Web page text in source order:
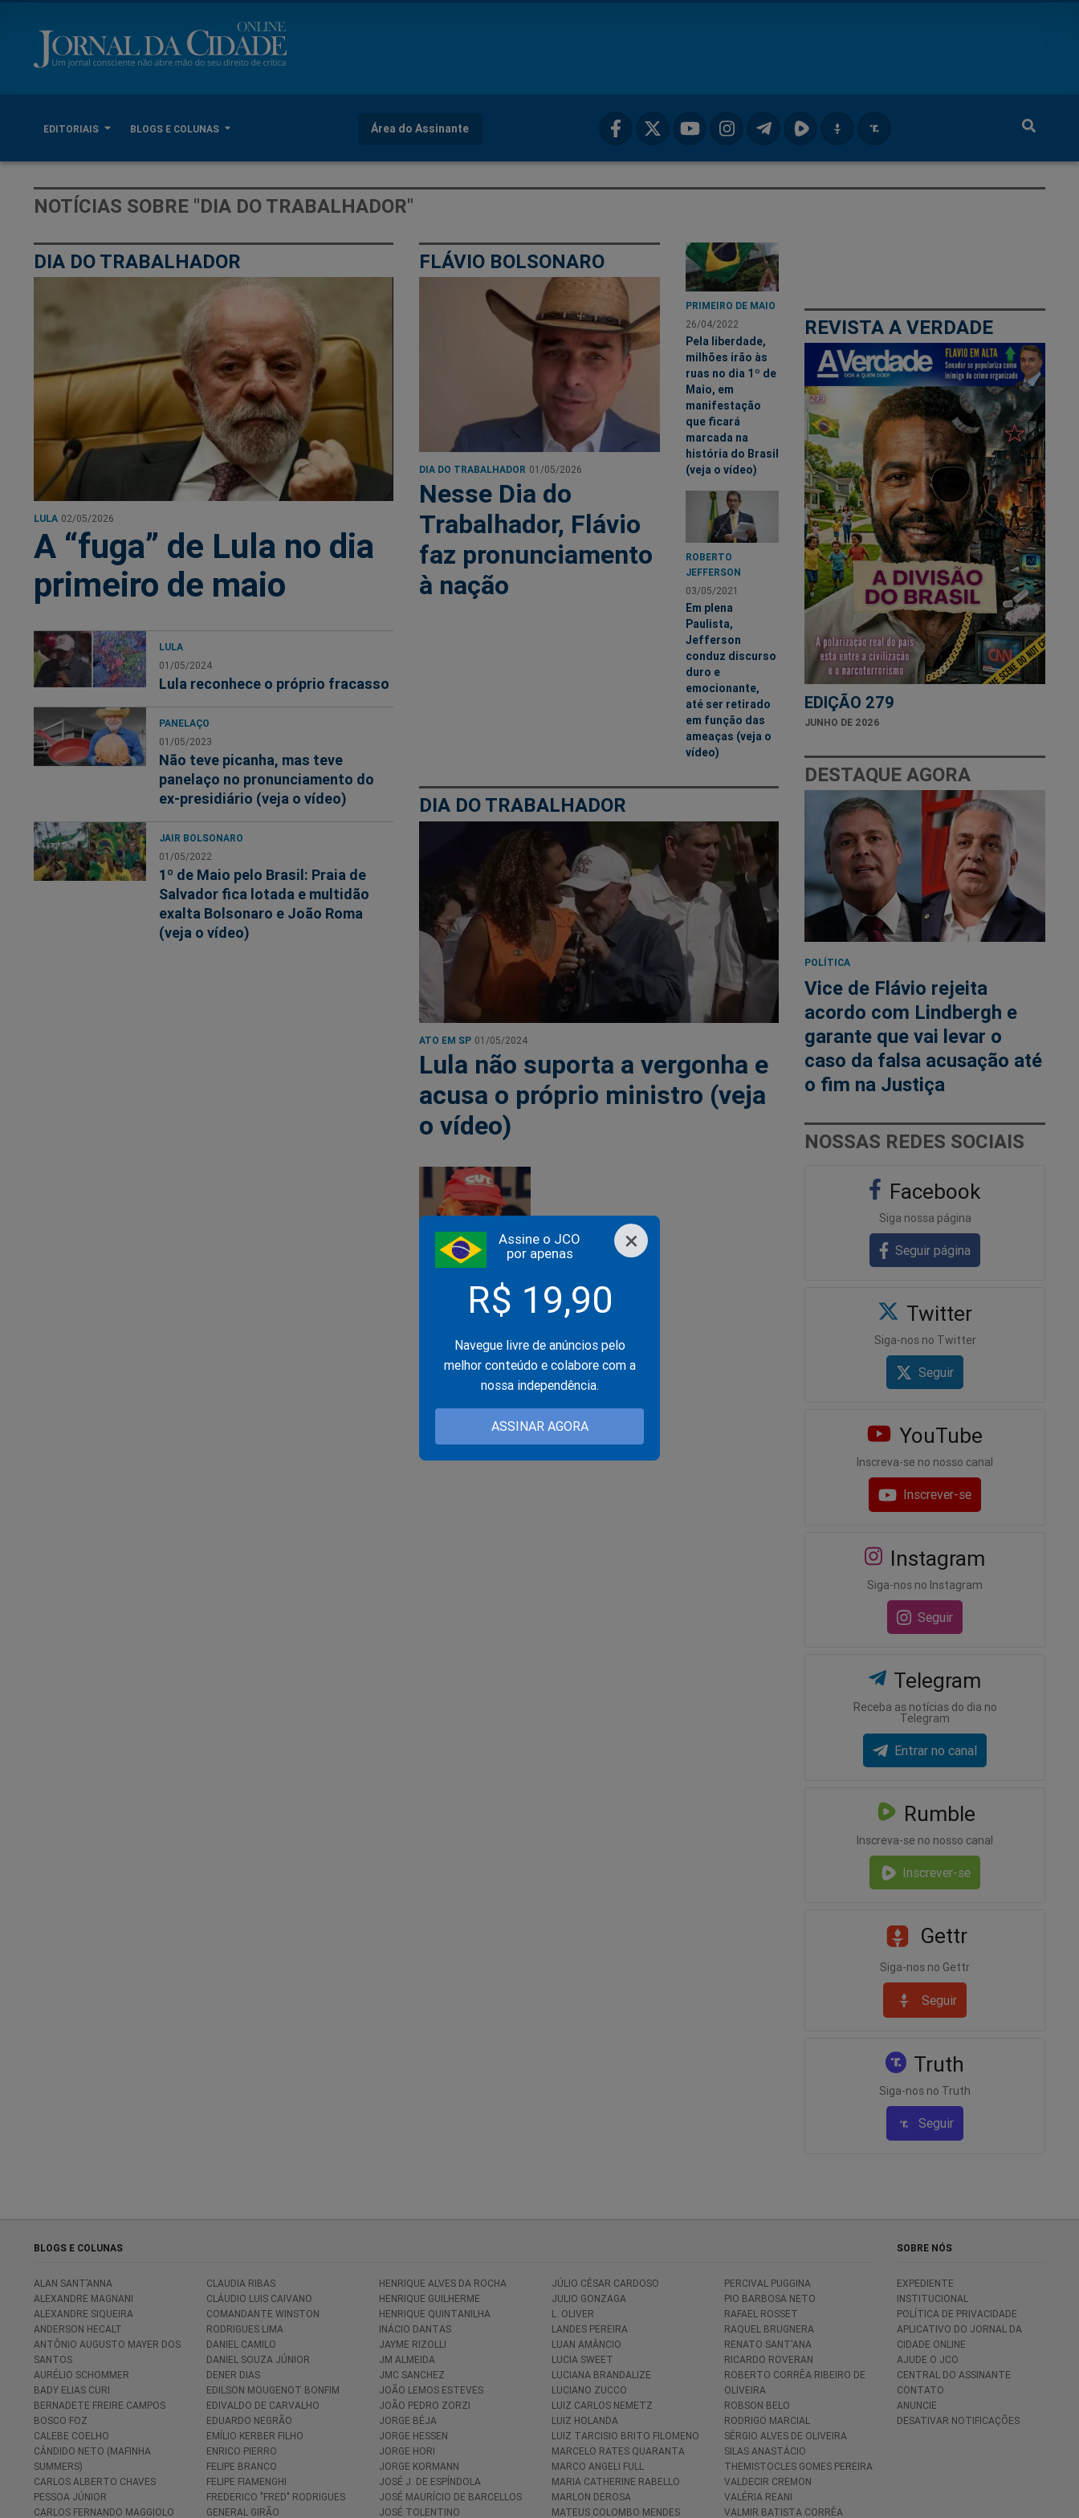
EDITORIAIS BLOGS E COLUNAS Área do Assinante
×
Assine o JCO
por apenas
R$ 19,90
Navegue livre de anúncios pelo
melhor conteúdo e colabore com a
nossa independência.
ASSINAR AGORA
NOTÍCIAS SOBRE "DIA DO TRABALHADOR"
DIA DO TRABALHADOR
LULA 02/05/2026
A “fuga” de Lula no dia
primeiro de maio
LULA
01/05/2024
Lula reconhece o próprio fracasso
PANELAÇO
01/05/2023
Não teve picanha, mas teve
panelaço no pronunciamento do
ex-presidiário (veja o vídeo)
JAIR BOLSONARO
01/05/2022
1º de Maio pelo Brasil: Praia de
Salvador fica lotada e multidão
exalta Bolsonaro e João Roma
(veja o vídeo)
FLÁVIO BOLSONARO
DIA DO TRABALHADOR 01/05/2026
Nesse Dia do
Trabalhador, Flávio
faz pronunciamento
à nação
PRIMEIRO DE MAIO
26/04/2022
Pela liberdade,
milhões irão às
ruas no dia 1º de
Maio, em
manifestação
que ficará
marcada na
história do Brasil
(veja o vídeo)
ROBERTO
JEFFERSON
03/05/2021
Em plena
Paulista,
Jefferson
conduz discurso
duro e
emocionante,
até ser retirado
em função das
ameaças (veja o
vídeo)
DIA DO TRABALHADOR
ATO EM SP 01/05/2024
Lula não suporta a vergonha e
acusa o próprio ministro (veja
o vídeo)
Após sindicalista
Lula não aparece
em evento da CUT
(veja o vídeo)
REVISTA A VERDADE
EDIÇÃO 279
JUNHO DE 2026
DESTAQUE AGORA
POLÍTICA
Vice de Flávio rejeita
acordo com Lindbergh e
garante que vai levar o
caso da falsa acusação até
o fim na Justiça
NOSSAS REDES SOCIAIS
Facebook
Siga nossa página
Seguir página
Twitter
Siga-nos no Twitter
Seguir
YouTube
Inscreva-se no nosso canal
Inscrever-se
Instagram
Siga-nos no Instagram
Seguir
Telegram
Receba as notícias do dia no
Telegram
Entrar no canal
Rumble
Inscreva-se no nosso canal
Inscrever-se
Gettr
Siga-nos no Gettr
Seguir
Truth
Siga-nos no Truth
Seguir
BLOGS E COLUNAS
ALAN SANT’ANNA
ALEXANDRE MAGNANI
ALEXANDRE SIQUEIRA
ANDERSON HECALT
ANTÔNIO AUGUSTO MAYER DOS
SANTOS
AURÉLIO SCHOMMER
BADY ELIAS CURI
BERNADETE FREIRE CAMPOS
BOSCO FOZ
CALEBE COELHO
CÂNDIDO NETO (MAFINHA
SUMMERS)
CARLOS ALBERTO CHAVES
PESSOA JÚNIOR
CARLOS FERNANDO MAGGIOLO
CLAUDIA RIBAS
CLÁUDIO LUIS CAIVANO
COMANDANTE WINSTON
RODRIGUES LIMA
DANIEL CAMILO
DANIEL SOUZA JÚNIOR
DENER DIAS
EDILSON MOUGENOT BONFIM
EDIVALDO DE CARVALHO
EDUARDO NEGRÃO
EMÍLIO KERBER FILHO
ENRICO PIERRO
FELIPE BRANCO
FELIPE FIAMENGHI
FREDERICO "FRED" RODRIGUES
GENERAL GIRÃO
HENRIQUE ALVES DA ROCHA
HENRIQUE GUILHERME
HENRIQUE QUINTANILHA
INÁCIO DANTAS
JAYME RIZOLLI
JM ALMEIDA
JMC SANCHEZ
JOÃO LEMOS ESTEVES
JOÃO PEDRO ZORZI
JORGE BÉJA
JORGE HESSEN
JORGE HORI
JORGE KORMANN
JOSÉ J. DE ESPÍNDOLA
JOSÉ MAURÍCIO DE BARCELLOS
JOSÉ TOLENTINO
JÚLIO CÉSAR CARDOSO
JULIO GONZAGA
L. OLIVER
LANDES PEREIRA
LUAN AMÂNCIO
LUCIA SWEET
LUCIANA BRANDALIZE
LUCIANO ZUCCO
LUIZ CARLOS NEMETZ
LUIZ HOLANDA
LUIZ TARCISIO BRITO FILOMENO
MARCELO RATES QUARANTA
MARCO ANGELI FULL
MARIA CATHERINE RABELLO
MARLON DEROSA
MATEUS COLOMBO MENDES
PERCIVAL PUGGINA
PIO BARBOSA NETO
RAFAEL ROSSET
RAQUEL BRUGNERA
RENATO SANT'ANA
RICARDO ROVERAN
ROBERTO CORRÊA RIBEIRO DE
OLIVEIRA
ROBSON BELO
RODRIGO MARCIAL
SÉRGIO ALVES DE OLIVEIRA
SILAS ANASTÁCIO
THEMISTOCLES GOMES PEREIRA
VALDECIR CREMON
VALÉRIA REANI
VALMIR BATISTA CORRÊA
SOBRE NÓS
EXPEDIENTE
INSTITUCIONAL
POLÍTICA DE PRIVACIDADE
APLICATIVO DO JORNAL DA
CIDADE ONLINE
AJUDE O JCO
CENTRAL DO ASSINANTE
CONTATO
ANUNCIE
DESATIVAR NOTIFICAÇÕES